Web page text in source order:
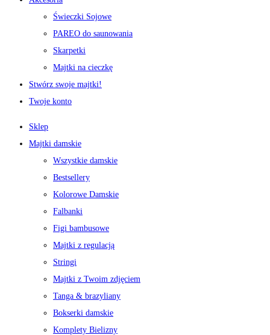
Świeczki Sojowe
PAREO do saunowania
Skarpetki
Majtki na cieczkę
Stwórz swoje majtki!
Twoje konto
Sklep
Majtki damskie
Wszystkie damskie
Bestsellery
Kolorowe Damskie
Falbanki
Figi bambusowe
Majtki z regulacją
Stringi
Majtki z Twoim zdjęciem
Tanga & brazyliany
Bokserki damskie
Komplety Bielizny